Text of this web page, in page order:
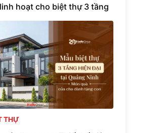
hoạt cho biệt thự 3 tầng
THỰ